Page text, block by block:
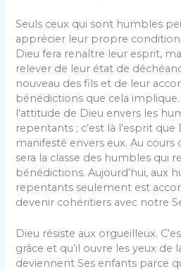
Seuls ceux qui sont humbles
apprécier leur propre
Dieu fera renaître leur esprit,
relever de leur état de
nouveau des fils et de leur
bénédictions que cela implique.
l’attitude de Dieu envers les
repentants ; c’est là l’esprit
manifesté envers eux. Au cours
sera la classe des humbles qui
bénédictions. Aujour­d’hui, aux
repentants seulement est
devenir cohéritiers avec notre
Dieu résiste aux orgueilleux.
grâce et qu’il ouvre les yeux de
deviennent Ses enfants parce